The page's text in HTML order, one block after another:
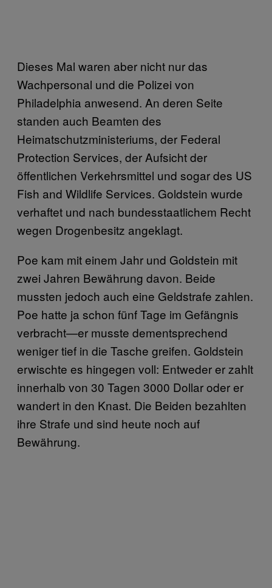
Dieses Mal waren aber nicht nur das
Wachpersonal und die Polizei von
Philadelphia anwesend. An deren Seite
standen auch Beamten des
Heimatschutzministeriums, der Federal
Protection Services, der Aufsicht der
öffentlichen Verkehrsmittel und sogar des US
Fish and Wildlife Services. Goldstein wurde
verhaftet und nach bundesstaatlichem Recht
wegen Drogenbesitz angeklagt.
Poe kam mit einem Jahr und Goldstein mit
zwei Jahren Bewährung davon. Beide
mussten jedoch auch eine Geldstrafe zahlen.
Poe hatte ja schon fünf Tage im Gefängnis
verbracht—er musste dementsprechend
weniger tief in die Tasche greifen. Goldstein
erwischte es hingegen voll: Entweder er zahlt
innerhalb von 30 Tagen 3000 Dollar oder er
wandert in den Knast. Die Beiden bezahlten
ihre Strafe und sind heute noch auf
Bewährung.